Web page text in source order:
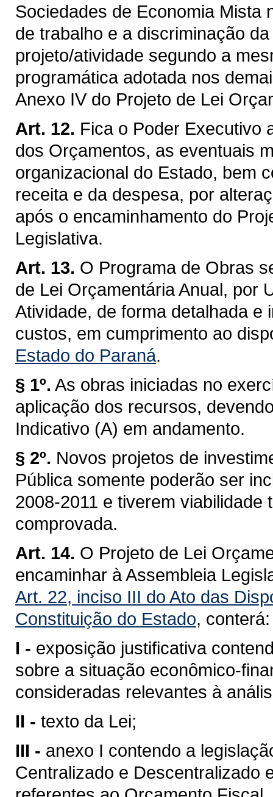
Sociedades de Economia Mista
de trabalho e a discriminação
projeto/atividade segundo a
programática adotada nos
Anexo IV do Projeto de Lei
Art. 12. Fica o Poder Executivo
dos Orçamentos, as eventuais
organizacional do Estado, bem
receita e da despesa, por
após o encaminhamento do
Legislativa.
Art. 13. O Programa de Obras
de Lei Orçamentária Anual, por
Atividade, de forma detalhada
custos, em cumprimento ao
Estado do Paraná.
§ 1º. As obras iniciadas no
aplicação dos recursos,
Indicativo (A) em andamento.
§ 2º. Novos projetos de
Pública somente poderão ser
2008-2011 e tiverem
comprovada.
Art. 14. O Projeto de Lei
encaminhar à Assembleia
Art. 22, inciso III do Ato das
Constituição do Estado, conterá:
I - exposição justificativa
sobre a situação econômico-
consideradas relevantes à
II - texto da Lei;
III - anexo I contendo a
Centralizado e Descentralizado